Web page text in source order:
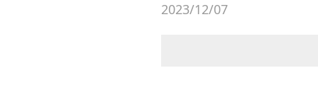
2023/12/07